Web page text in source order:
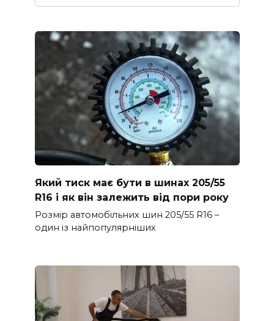
Який тиск має бути в шинах 205/55
R16 і як він залежить від пори року
Розмір автомобільних шин 205/55 R16 –
один із найпопулярніших